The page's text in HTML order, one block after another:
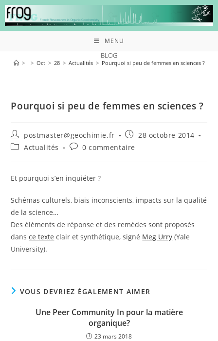
MENU
BLOG
> > Oct > 28 > Actualités > Pourquoi si peu de femmes en sciences ?
Pourquoi si peu de femmes en sciences ?
postmaster@geochimie.fr
28 octobre 2014
Actualités
0 commentaire
Et pourquoi s’en inquiéter ?
Schémas culturels, biais inconscients, impacts sur la qualité
de la science…
Des éléments de réponse et des remèdes sont proposés
dansce texte clair et synthétique, signé Meg Urry (Yale
University).
VOUS DEVRIEZ ÉGALEMENT AIMER
Une Peer Community In pour la matière
organique?
23 mars 2018